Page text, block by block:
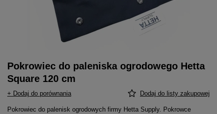
Pokrowiec do paleniska ogrodowego Hetta
Square 120 cm
+ Dodaj do porównania Dodaj do listy zakupowej
Pokrowiec do palenisk ogrodowych firmy Hetta Supply. Pokrowce